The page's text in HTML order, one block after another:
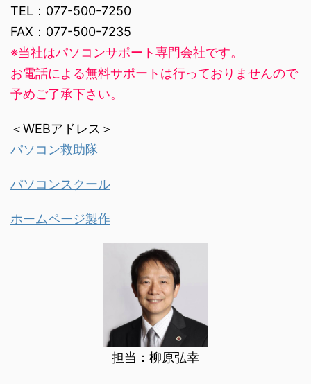
TEL：077-500-7250
FAX：077-500-7235
※当社はパソコンサポート専門会社です。
お電話による無料サポートは行っておりませんので
予めご了承下さい。
＜WEBアドレス＞
パソコン救助隊
パソコンスクール
ホームページ製作
担当：柳原弘幸